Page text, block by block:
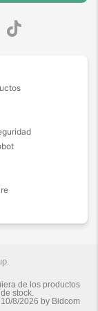
de los productos
stock.
10/8/2026 by Bidcom